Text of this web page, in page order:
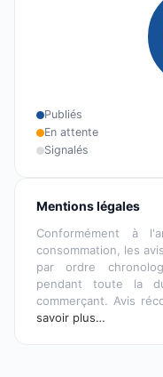
Publiés
En attente
Signalés
Mentions légales
Conformément à
consommation, les
par ordre
pendant toute la
commerçant. Avis
savoir plus…